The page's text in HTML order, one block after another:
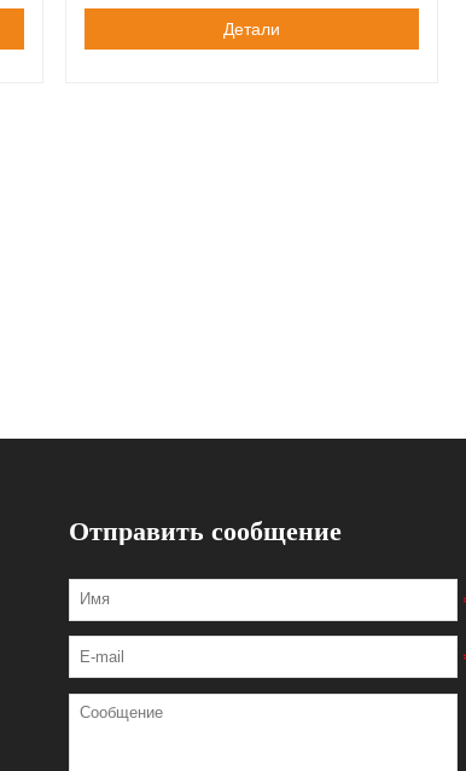
Детали
Отправить сообщение